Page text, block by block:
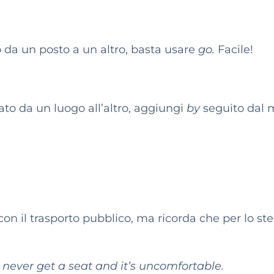
un posto a un altro, basta usare go. Facile!
da un luogo all’altro, aggiungi byseguito dal
il trasporto pubblico, ma ricorda che per lo
get a seat and it’s uncomfortable.